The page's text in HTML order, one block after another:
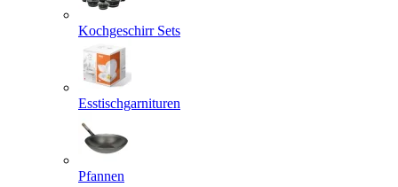
Kochgeschirr Sets
Esstischgarnituren
Pfannen